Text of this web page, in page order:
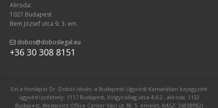
Aliroda:
1027 Budapest
Bem József utca 9. 3. em.
dobos@doboslegal.eu
+36 30 308 8151
Ezt a honlapot Dr. Dobos István, a Budapesti Ügyvédi Kamarában bejegyzett
ügyvéd (székhely: 1117 Budapest, Völgycsillag utca 4.6.2., aliroda: 1132
Budapest, Westpoint Office Center Váci út 18. 5. emelet, KASZ: 36058982)